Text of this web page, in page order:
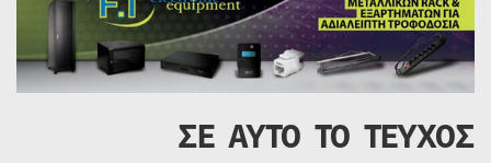
ΣΕ ΑΥΤΟ ΤΟ ΤΕΥΧΟΣ